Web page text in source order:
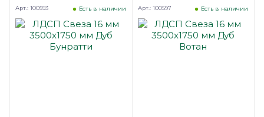
Есть в наличии
Арт.: 100593 Есть в наличии
Арт.: 100597